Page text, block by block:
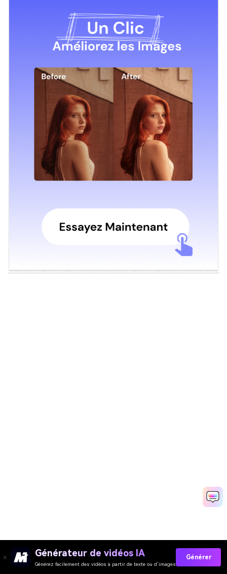
Générateur de vidéos IA
Générez facilement des vidéos à partir de texte ou d’images
Générer